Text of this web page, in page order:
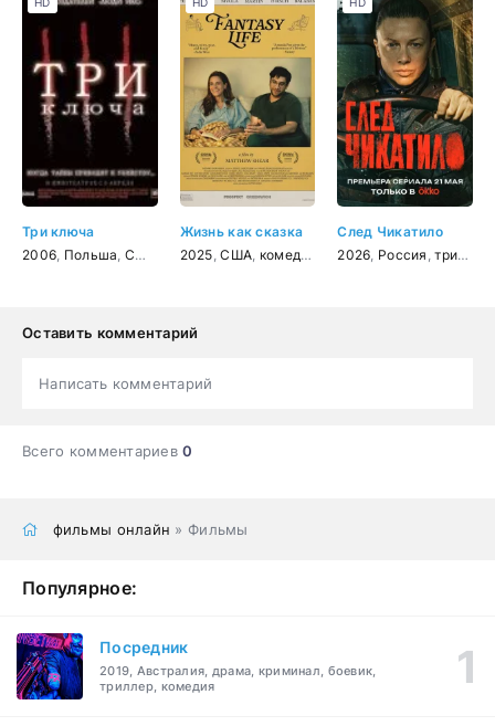
Три ключа
2006 Польша США Великобритания,ужасы триллер,детектив
Жизнь как сказка
2025 ,США комедия
След Чикатило
2026 Россия ,триллер
Оставить комментарий
Написать комментарий
Всего комментариев0
фильмы онлайн » Фильмы
Популярное:
Посредник
2019, Австралия, драма, криминал, боевик,
триллер, комедия